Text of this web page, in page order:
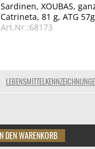
Sardinen, XOUBAS,
Catrineta, 81 g, ATG 57g
Art.Nr.:68173